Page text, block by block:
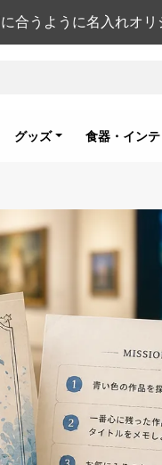
合うように名入れオ
グッズ 食器・イン